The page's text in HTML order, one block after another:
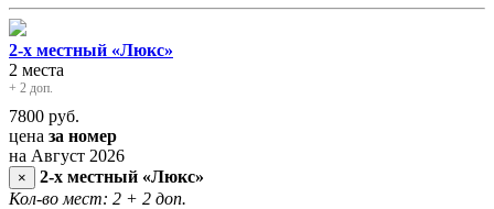
2-х местный «Люкс»
2 места
+ 2 доп.
7800 руб.
цена за номер
на Август 2026
×
2-х местный «Люкс»
Кол-во мест: 2 + 2 доп.